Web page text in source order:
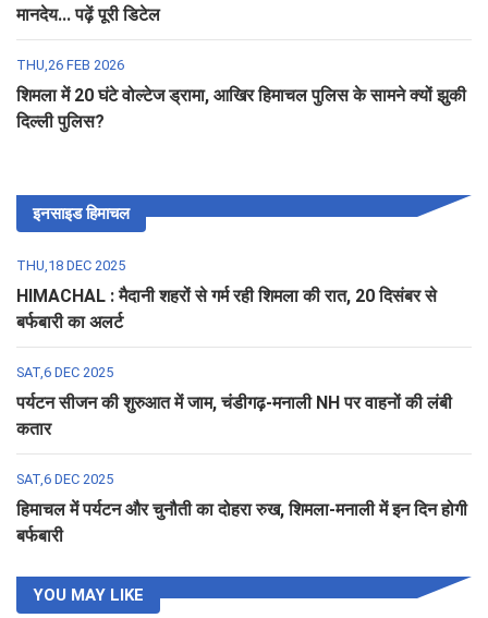
मानदेय... पढ़ें पूरी डिटेल
THU,26 FEB 2026
शिमला में 20 घंटे वोल्टेज ड्रामा, आखिर हिमाचल पुलिस के सामने क्यों झुकी
दिल्ली पुलिस?
इनसाइड हिमाचल
THU,18 DEC 2025
HIMACHAL : मैदानी शहरों से गर्म रही शिमला की रात, 20 दिसंबर से
बर्फबारी का अलर्ट
SAT,6 DEC 2025
पर्यटन सीजन की शुरुआत में जाम, चंडीगढ़-मनाली NH पर वाहनों की लंबी
कतार
SAT,6 DEC 2025
हिमाचल में पर्यटन और चुनौती का दोहरा रुख, शिमला-मनाली में इन दिन होगी
बर्फबारी
YOU MAY LIKE